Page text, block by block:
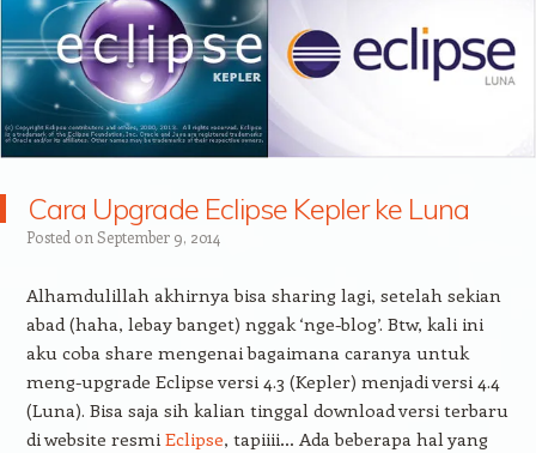
Cara Upgrade Eclipse Kepler ke Luna
Posted on September 9, 2014
Alhamdulillah akhirnya bisa sharing lagi, setelah sekian
abad (haha, lebay banget) nggak ‘nge-blog’. Btw, kali ini
aku coba share mengenai bagaimana caranya untuk
meng-upgrade Eclipse versi 4.3 (Kepler) menjadi versi 4.4
(Luna). Bisa saja sih kalian tinggal download versi terbaru
di website resmi Eclipse, tapiiii… Ada beberapa hal yang